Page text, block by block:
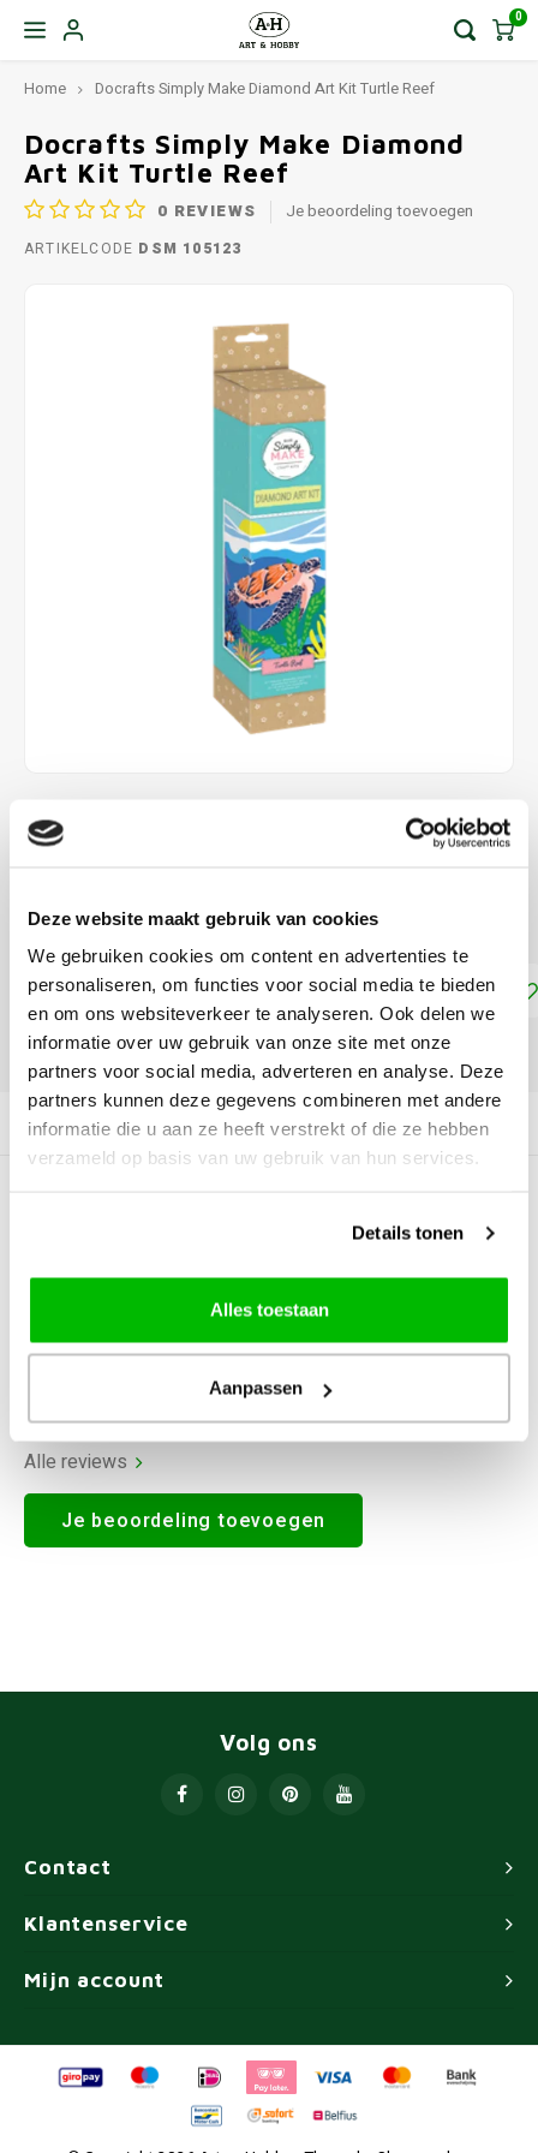
Deze website maakt gebruik van cookies
We gebruiken cookies om content en advertenties te
personaliseren, om functies voor social media te bieden
en om ons websiteverkeer te analyseren. Ook delen we
informatie over uw gebruik van onze site met onze
partners voor social media, adverteren en analyse. Deze
partners kunnen deze gegevens combineren met andere
informatie die u aan ze heeft verstrekt of die ze hebben
verzameld op basis van uw gebruik van hun services.
Details tonen
Alles toestaan
Aanpassen
0
Home Docrafts Simply Make Diamond Art Kit Turtle Reef
Docrafts Simply Make Diamond
Art Kit Turtle Reef
0 REVIEWS Je beoordeling toevoegen
ARTIKELCODE DSM 105123
€19,99
ca. 48 x 36 cm Lees meer
Toevoegen aan winkelwagen
DELEN:
Productomschrijving
Alle reviews
Je beoordeling toevoegen
Contact
Volg ons
Klantenservice
Mijn account